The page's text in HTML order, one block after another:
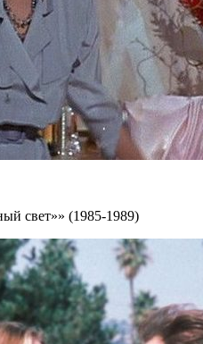
свет»» (1985-1989)